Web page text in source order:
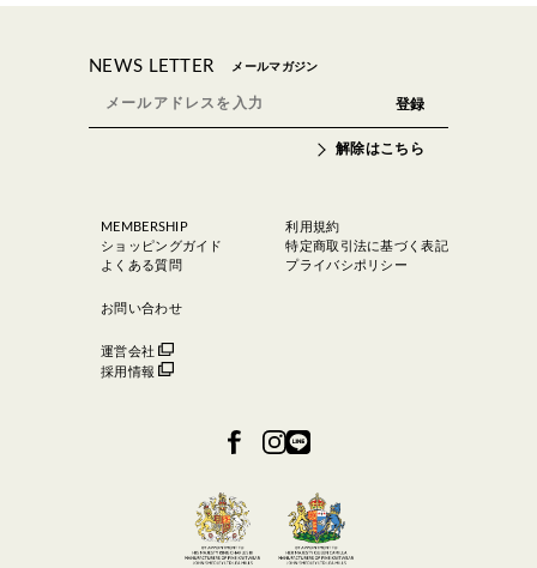
NEWS LETTER メールマガジン
解除はこちら
MEMBERSHIP
ショッピングガイド
よくある質問
お問い合わせ
運営会社
採用情報
利用規約
特定商取引法に基づく表記
プライバシポリシー